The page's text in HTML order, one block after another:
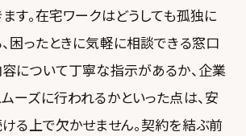
す。在宅ワークはどうしても孤独に
困ったときに気軽に相談できる窓口
について丁寧な指示があるか、企業
ーズに行われるかといった点は、安
る上で欠かせません。契約を結ぶ前